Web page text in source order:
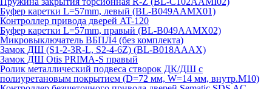
Буфер каретки L=57mm, левый (BL-B049AAMX01)
Контроллер привода дверей AT-120
Буфер каретки L=57mm, правый (BL-B049AAMX02)
Микровыключатель ВБПЛ4 (без комплекта)
Замок ДШ (S1-2-3R-L, S2-4-6Z) (BL-B018AAAX)
Замок ДШ Otis PRIMA-S правый
Ролик металлический подвеса створок ДК/ДШ с
полиуретановым покрытием (D=72 мм, W=14 мм, внутр.М10)